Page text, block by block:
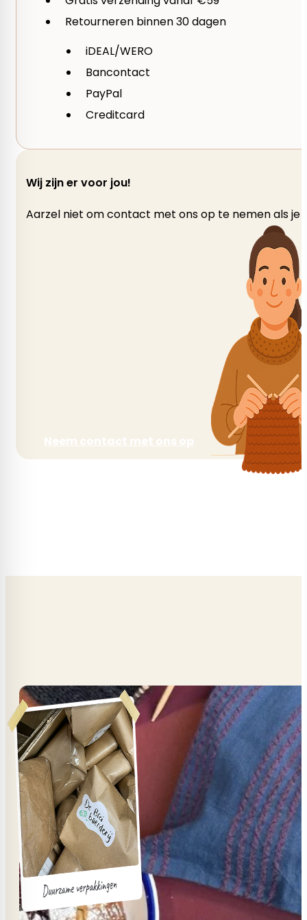
2 bollen
Kleur
Beige, Blauw, Bruin, Geel, Grijs, Groen, Oranje,
Kleurnummer
400 After Dark, 401 Sunset, 404 Industrial Terrain,
Merk
Merino Wol, Polyamide – Nylon, Sokkenwol
Je beoordeling*
Retourneren binnen 30 dagen
iDEAL/WERO
Bancontact
PayPal
Creditcard
Wij zijn er voor jou!
Aarzel niet om contact met ons op te nemen als